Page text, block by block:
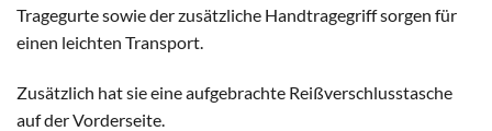
Tragegurte sowie der zusätzliche Handtragegriff sorgen für
einen leichten Transport.
Zusätzlich hat sie eine aufgebrachte Reißverschlusstasche
auf der Vorderseite.